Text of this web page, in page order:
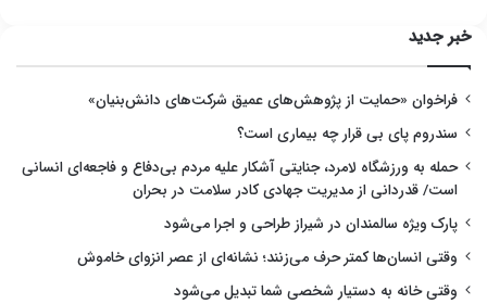
خبر جدید
فراخوان «حمایت از پژوهش‌های عمیق شرکت‌های دانش‌بنیان»
سندروم پای بی قرار چه بیماری است؟
حمله به ورزشگاه لامرد، جنایتی آشکار علیه مردم بی‌دفاع و فاجعه‌ای انسانی
است/ قدردانی از مدیریت جهادی کادر سلامت در بحران
پارک ویژه سالمندان در شیراز طراحی و اجرا می‌شود
وقتی انسان‌ها کمتر حرف می‌زنند؛ نشانه‌ای از عصر انزوای خاموش
وقتی خانه به دستیار شخصی شما تبدیل می‌شود